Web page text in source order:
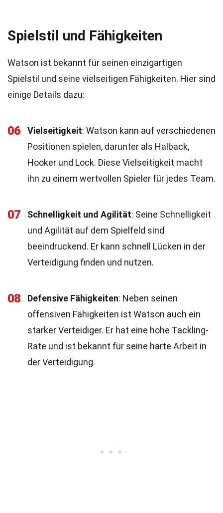
Spielstil und Fähigkeiten
Watson ist bekannt für seinen einzigartigen
Spielstil und seine vielseitigen Fähigkeiten. Hier sind
einige Details dazu:
06 Vielseitigkeit: Watson kann auf verschiedenen
Positionen spielen, darunter als Halback,
Hooker und Lock. Diese Vielseitigkeit macht
ihn zu einem wertvollen Spieler für jedes Team.
07 Schnelligkeit und Agilität: Seine Schnelligkeit
und Agilität auf dem Spielfeld sind
beeindruckend. Er kann schnell Lücken in der
Verteidigung finden und nutzen.
08 Defensive Fähigkeiten: Neben seinen
offensiven Fähigkeiten ist Watson auch ein
starker Verteidiger. Er hat eine hohe Tackling-
Rate und ist bekannt für seine harte Arbeit in
der Verteidigung.